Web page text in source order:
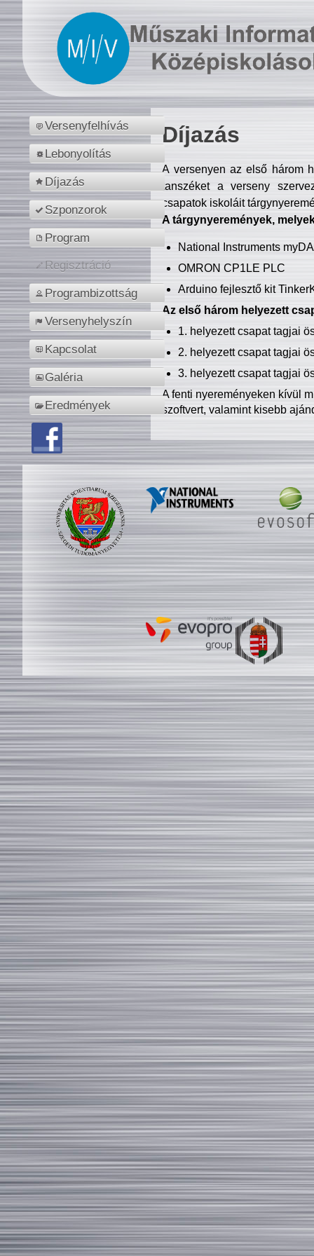
Versenyfelhívás
Lebonyolítás
Díjazás
Szponzorok
Program
Regisztráció
Programbizottság
Versenyhelyszín
Kapcsolat
Galéria
Eredmények
Díjazás
A versenyen az első három
tanszéket a verseny
csapatok iskoláit
A tárgynyeremények,
National Instruments
OMRON CP1LE PLC
Arduino fejlesztő kit
Az első három helyezett
1. helyezett csapat tagjai
2. helyezett csapat tagjai
3. helyezett csapat tagjai
A fenti nyereményeken kívül
szoftvert, valamint kisebb